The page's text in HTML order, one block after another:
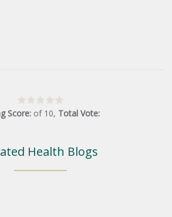
Score: of 10, Total Vote:
Health Blogs